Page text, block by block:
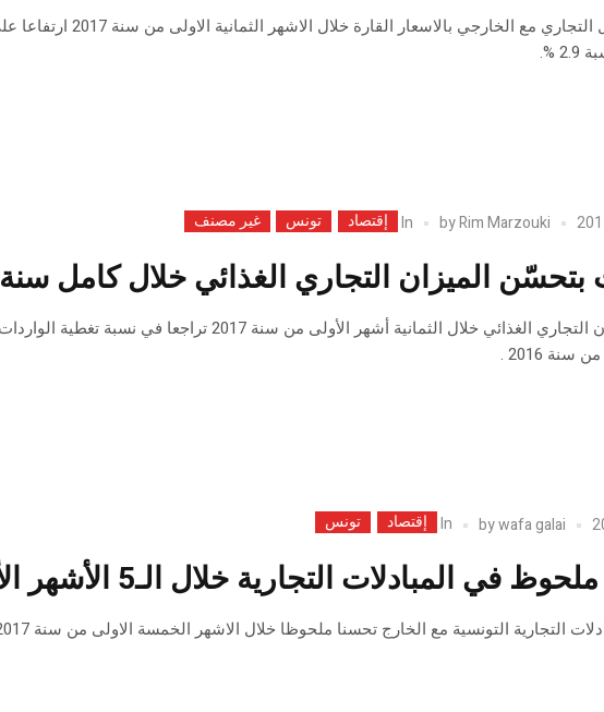
%.
byRim Marzouki
In إقتصاد تونس غير مصنف
الميزان التجاري الغذائي خلال كامل سنة 2017
2016 .
bywafa galai
In إقتصاد تونس
المبادلات التجارية خلال الـ5 الأشهر الأولى لسنة 2017
التونسية مع الخارج تحسنا ملحوظا خلال الاشهر الخمسة الاولى من سنة 2017 وفق المعهد الوطني للاحصاء .